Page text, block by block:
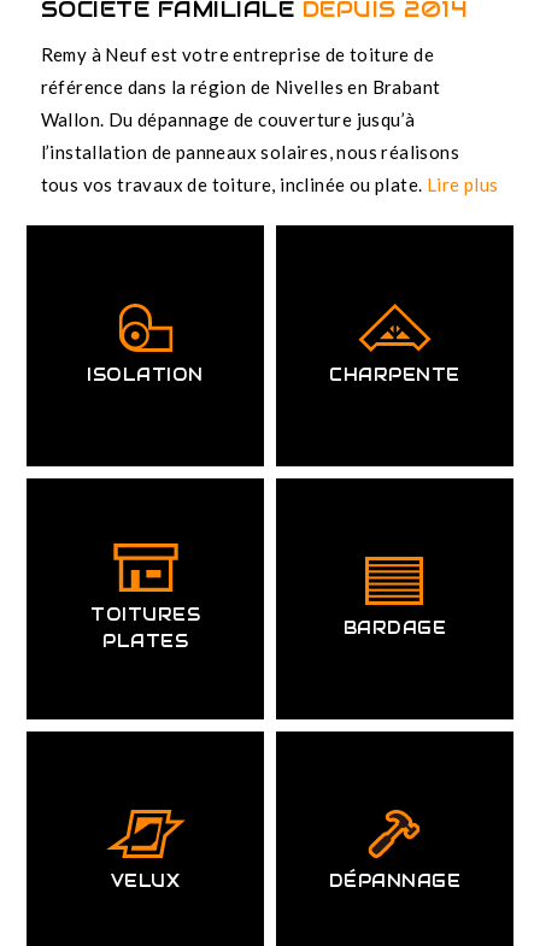
SOCIÉTÉ FAMILIALE DEPUIS 2014
Remy à Neuf est votre entreprise de toiture de
référence dans la région de Nivelles en Brabant
Wallon. Du dépannage de couverture jusqu’à
l’installation de panneaux solaires, nous réalisons
tous vos travaux de toiture, inclinée ou plate. Lire plus
ISOLATION CHARPENTE
TOITURES
PLATES
BARDAGE
VELUX DÉPANNAGE